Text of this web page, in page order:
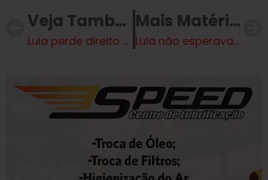
Veja Também
Lula perde direito de indicação ao STF após derrota de Messias? Entenda
Mais Matérias
Lula não esperava o ‘perdeu, mané’ do Congresso